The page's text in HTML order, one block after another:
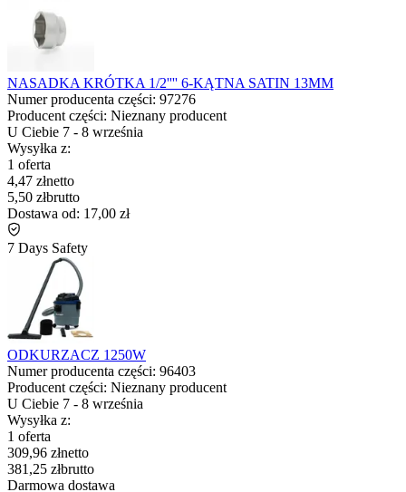
NASADKA KRÓTKA 1/2'''' 6-KĄTNA SATIN 13MM
Numer producenta części: 97276
Producent części: Nieznany producent
U Ciebie 7 - 8 września
Wysyłka z:
1 oferta
4,47 złnetto
5,50 złbrutto
Dostawa od: 17,00 zł
7 Days Safety
ODKURZACZ 1250W
Numer producenta części: 96403
Producent części: Nieznany producent
U Ciebie 7 - 8 września
Wysyłka z:
1 oferta
309,96 złnetto
381,25 złbrutto
Darmowa dostawa